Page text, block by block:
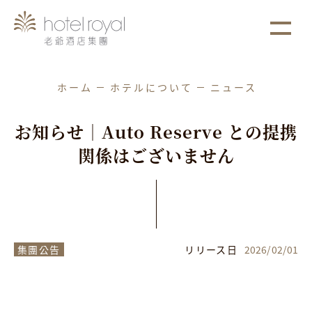
ホーム ホテルについて ニュース
お知らせ ｜ Auto Reserve と の提携
関係はございません
集團公告 リリース日 2026/02/01